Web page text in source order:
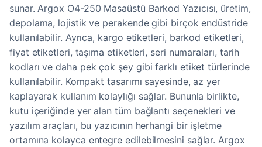
sunar. Argox O4-250 Masaüstü Barkod Yazıcısı, üretim,
depolama, lojistik ve perakende gibi birçok endüstride
kullanılabilir. Ayrıca, kargo etiketleri, barkod etiketleri,
fiyat etiketleri, taşıma etiketleri, seri numaraları, tarih
kodları ve daha pek çok şey gibi farklı etiket türlerinde
kullanılabilir. Kompakt tasarımı sayesinde, az yer
kaplayarak kullanım kolaylığı sağlar. Bununla birlikte,
kutu içeriğinde yer alan tüm bağlantı seçenekleri ve
yazılım araçları, bu yazıcının herhangi bir işletme
ortamına kolayca entegre edilebilmesini sağlar. Argox